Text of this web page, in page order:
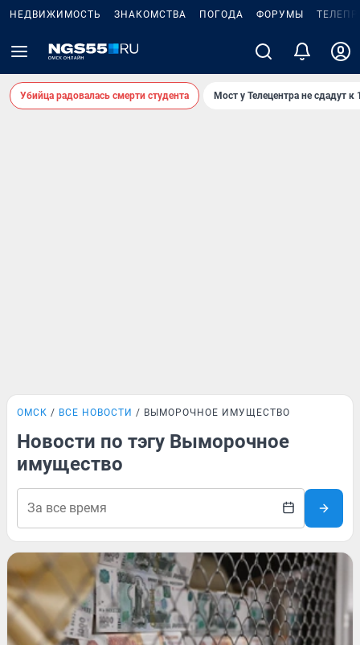
НЕДВИЖИМОСТЬ ЗНАКОМСТВА ПОГОДА ФОРУМЫ
Убийца радовалась смерти студента Мост у Телецентра не сдадут к
ОМСК ВСЕ НОВОСТИ ВЫМОРОЧНОЕ ИМУЩЕСТВО
Новости по тэгу Выморочное
имущество